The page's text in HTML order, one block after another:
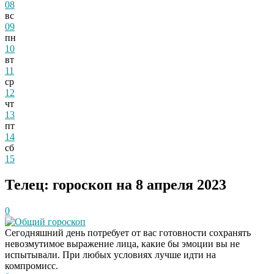
08
вс
09
пн
10
вт
11
ср
12
чт
13
пт
14
сб
15
Телец: гороскоп на 8 апреля 2023
0
Общий гороскоп
Сегодняшний день потребует от вас готовности сохранять
невозмутимое выражение лица, какие бы эмоции вы не
испытывали. При любых условиях лучше идти на
компромисс.